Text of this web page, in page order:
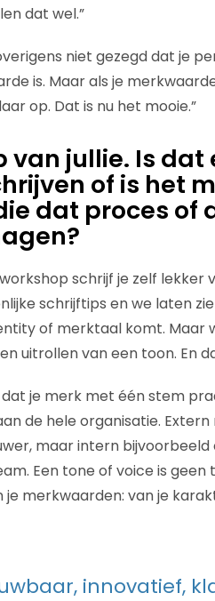
dat wel.”
niet gezegd dat je
is. Maar als je
op. Dat is nu het mooie.”
van jullie. Is dat
of is het
dat proces of
workshop schrijf je zelf
schrijftips en we laten
of merktaal komt. Maar
uitrollen van een toon. En
dat je merk met één stem
de hele organisatie.
maar intern
Een tone of voice is
je merkwaarden: van je
innovatief,